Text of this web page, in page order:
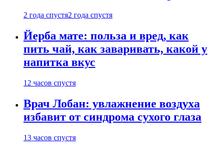
2 года спустя2 года спустя
Йерба мате: польза и вред, как
пить чай, как заваривать, какой у
напитка вкус
12 часов спустя
Врач Лобан: увлажнение воздуха
избавит от синдрома сухого глаза
13 часов спустя